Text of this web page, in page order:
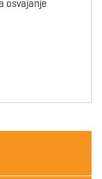
osvajanje